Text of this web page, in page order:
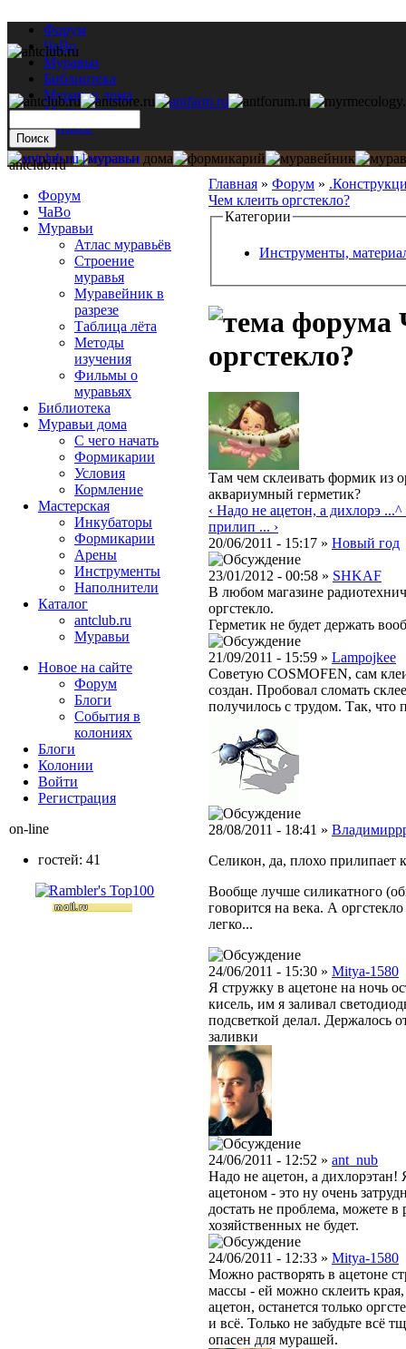
Форум
ЧаВо
Муравьи
Библиотека
Муравьи дома
Мастерская
Каталог
Главная » Форум »
Чем клеить оргстекло?
Категории
Инструменты,
оргстекло?
Там чем склеивать формик из
аквариумный герметик?
‹ Надо не ацетон, а дихлорэ ...^
прилип ... ›
20/06/2011 - 15:17 » Новый год
23/01/2012 - 00:58 » SHKAF
В любом магазине
оргстекло.
Герметик не будет держать
21/09/2011 - 15:59 » Lampojkee
Советую COSMOFEN, сам
создан. Пробовал сломать
получилось с трудом. Так, что
28/08/2011 - 18:41 »
Селикон, да, плохо прилипает
Вообще лучше силикатного
говорится на века. А
легко...
24/06/2011 - 15:30 » Mitya-1580
Я стружку в ацетоне на ночь
кисель, им я заливал
подсветкой делал. Держалось
заливки
24/06/2011 - 12:52 » ant_nub
Надо не ацетон, а дихлорэтан!
ацетоном - это ну очень
достать не проблема, можете в
хозяйственных не будет.
24/06/2011 - 12:33 » Mitya-1580
Можно растворять в ацетоне
массы - ей можно склеить
ацетон, останется только
и всё. Только не забудьте всё
опасен для мурашей.
antclub.ru
Форум
ЧаВо
Муравьи
Атлас муравьёв
Строение
муравья
Муравейник в
разрезе
Таблица лёта
Методы
изучения
Фильмы о
муравьях
Библиотека
Муравьи дома
С чего начать
Формикарии
Условия
Кормление
Мастерская
Инкубаторы
Формикарии
Арены
Инструменты
Наполнители
Каталог
antclub.ru
Муравьи
Новое на сайте
Форум
Блоги
События в
колониях
Блоги
Колонии
Войти
Peгиcтpaция
on-line
гостей: 41